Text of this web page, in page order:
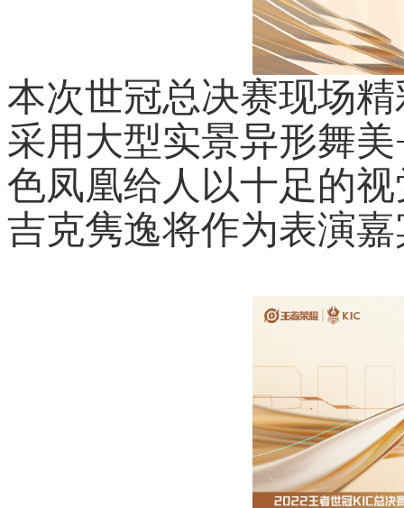
本次世冠总决赛现场
采用大型实景异形舞
色凤凰给人以十足的
吉克隽逸将作为表演